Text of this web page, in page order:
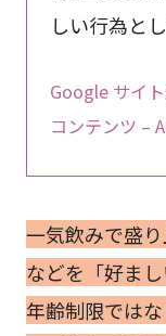
しい行為と
Google サイ
コンテンツ –
一気飲みで盛
などを「好まし
年齢制限では